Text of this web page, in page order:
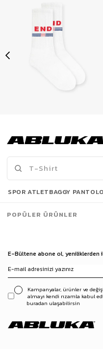
Erkek Çizgili
Son Bakılanlar
E-Bültene abone ol, yeniliklerden
Kampanyalar, ürünler ve
almayı kendi rızamla kabul
buradan ulaşabilirsin
SPOR ATLETBAGGY
POPÜLER ÜRÜNLER